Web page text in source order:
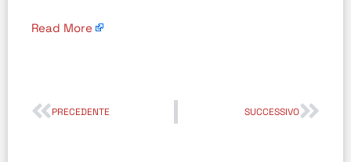
Read More
PRECEDENTE SUCCESSIVO